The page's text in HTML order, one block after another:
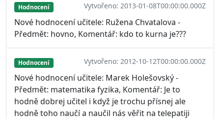
Hodnocení Vytvořeno: 2013-01-08T00:00:00.000Z
Nové hodnocení učitele: Ružena Chvatalova -
Předmět: hovno, Komentář: kdo to kurna je???
Hodnocení Vytvořeno: 2012-10-12T00:00:00.000Z
Nové hodnocení učitele: Marek Holešovský -
Předmět: matematika fyzika, Komentář: Je to
hodně dobrej učitel i když je trochu přísnej ale
hodně toho naučí a naučil nás věřit na telepatiji